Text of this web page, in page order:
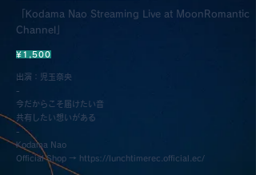
「Kodama Nao Streaming Live at MoonRomantic
Channel」
¥1,500
出演：児玉奈央
-
今だからこそ届けたい音
​共有したい想いがある
-
Kodama Nao
Official Shop → https://lunchtimerec.official.ec/